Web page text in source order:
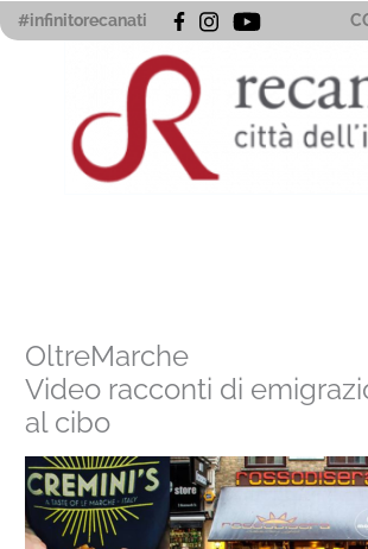
Vai
al
#infinitorecanati
OltreMarche
Video racconti di
al cibo